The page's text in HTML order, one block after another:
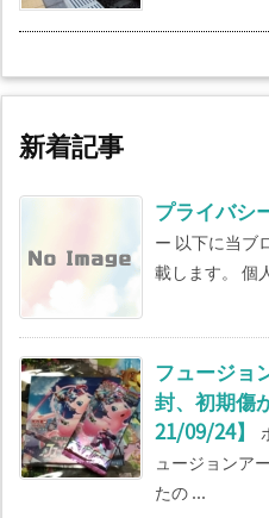
新着記事
プライバシ
ー 以下に当ブ
載します。 個
フュージョ
封、初期傷
21/09/24】
ュージョンア
たの ...